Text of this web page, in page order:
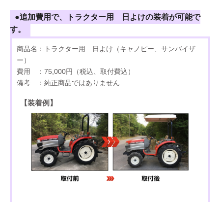
●追加費用で、トラクター用 日よけの装着が可能で
す。
商品名：トラクター用 日よけ（キャノピー、サンバイザ
ー）
費用 ：75,000円（税込、取付費込）
備考 ：純正商品ではありません
【装着例】